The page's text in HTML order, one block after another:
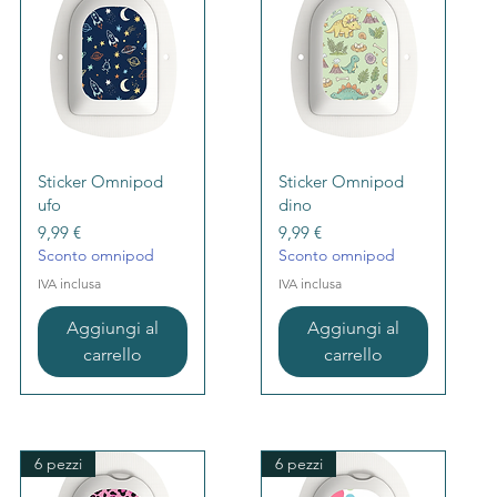
Vista rapida
Sticker Omnipod
ufo
Prezzo
9,99 €
Sconto omnipod
IVA inclusa
Aggiungi al
carrello
Vista rapida
Sticker Omnipod
dino
Prezzo
9,99 €
Sconto omnipod
IVA inclusa
Aggiungi al
carrello
6 pezzi 6 pezzi